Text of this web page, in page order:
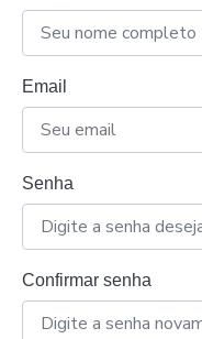
Email
Senha
Confirmar senha